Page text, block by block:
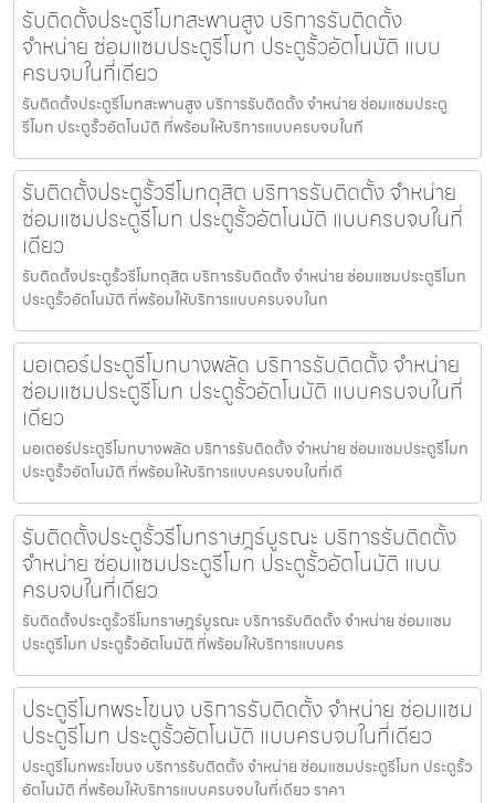
รับติดตั้งประตูรีโมทสะพานสูง บริการรับติดตั้ง
จำหน่าย ซ่อมแซมประตูรีโมท ประตูรั้วอัตโนมัติ แบบ
ครบจบในที่เดียว
รับติดตั้งประตูรีโมทสะพานสูง บริการรับติดตั้ง จำหน่าย ซ่อมแซมประตู
รีโมท ประตูรั้วอัตโนมัติ ที่พร้อมให้บริการแบบครบจบในที
รับติดตั้งประตูรั้วรีโมทดุสิต บริการรับติดตั้ง จำหน่าย
ซ่อมแซมประตูรีโมท ประตูรั้วอัตโนมัติ แบบครบจบในที่
เดียว
รับติดตั้งประตูรั้วรีโมทดุสิต บริการรับติดตั้ง จำหน่าย ซ่อมแซมประตูรีโมท
ประตูรั้วอัตโนมัติ ที่พร้อมให้บริการแบบครบจบในท
มอเตอร์ประตูรีโมทบางพลัด บริการรับติดตั้ง จำหน่าย
ซ่อมแซมประตูรีโมท ประตูรั้วอัตโนมัติ แบบครบจบในที่
เดียว
มอเตอร์ประตูรีโมทบางพลัด บริการรับติดตั้ง จำหน่าย ซ่อมแซมประตูรีโมท
ประตูรั้วอัตโนมัติ ที่พร้อมให้บริการแบบครบจบในที่เดี
รับติดตั้งประตูรั้วรีโมทราษฎร์บูรณะ บริการรับติดตั้ง
จำหน่าย ซ่อมแซมประตูรีโมท ประตูรั้วอัตโนมัติ แบบ
ครบจบในที่เดียว
รับติดตั้งประตูรั้วรีโมทราษฎร์บูรณะ บริการรับติดตั้ง จำหน่าย ซ่อมแซม
ประตูรีโมท ประตูรั้วอัตโนมัติ ที่พร้อมให้บริการแบบคร
ประตูรีโมทพระโขนง บริการรับติดตั้ง จำหน่าย ซ่อมแซม
ประตูรีโมท ประตูรั้วอัตโนมัติ แบบครบจบในที่เดียว
ประตูรีโมทพระโขนง บริการรับติดตั้ง จำหน่าย ซ่อมแซมประตูรีโมท ประตูรั้ว
อัตโนมัติ ที่พร้อมให้บริการแบบครบจบในที่เดียว ราคา